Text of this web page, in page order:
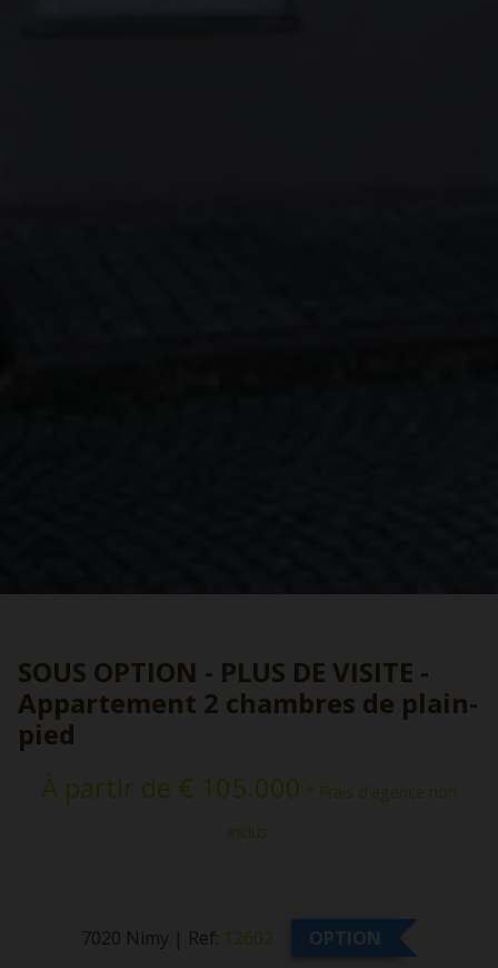
SOUS OPTION - PLUS DE VISITE -
Appartement 2 chambres de plain-
pied
À partir de € 105.000 * Frais d'agence non
inclus.
7020 Nimy | Ref: 12602 OPTION